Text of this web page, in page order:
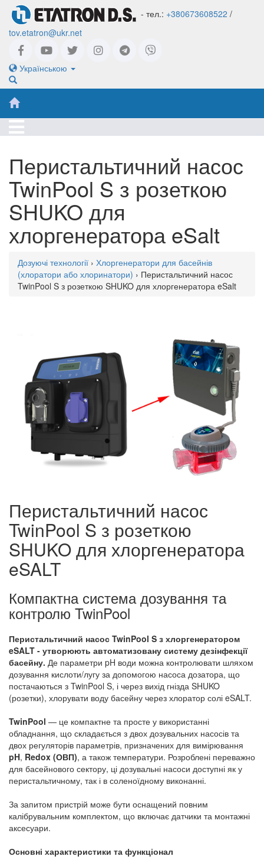
- тел.: +380673608522 /
tov.etatron@ukr.net
Українською
Перистальтичний насос
TwinPool S з розеткою
SHUKO для
хлоргенератора eSalt
Дозуючі технології › Хлоргенератори для басейнів
(хлоратори або хлоринатори) › Перистальтичний насос
TwinPool S з розеткою SHUKO для хлоргенератора eSalt
Перистальтичний насос
TwinPool S з розеткою
SHUKO для хлоргенератора
eSALT
Компактна система дозування та
контролю TwinPool
Перистальтичний насос TwinPool S з хлоргенератором
eSALT - утворюють автоматизовану систему дезінфекції
басейну. Де параметри pH води можна контролювати шляхом
дозування кислоти/лугу за допомогою насоса дозатора, що
постачаються з TwinPool S, і через вихід гнізда SHUKO
(розетки), хлорувати воду басейну через хлоратор солі eSALT.
TwinPool — це компактне та просте у використанні
обладнання, що складається з двох дозувальних насосів та
двох регуляторів параметрів, призначених для вимірювання
pH, Redox (ОВП), а також температури. Розроблені переважно
для басейнового сектору, ці дозувальні насоси доступні як у
перистальтичному, так і в соленоїдному виконанні.
За запитом пристрій може бути оснащений повним
калібрувальним комплектом, що включає датчики та монтажні
аксесуари.
Основні характеристики та функціонал